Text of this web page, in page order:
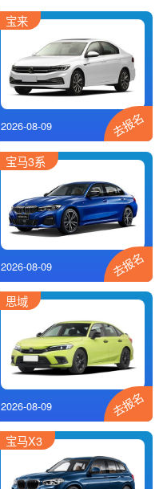
宝来
2026-08-09 去报名
宝马3系
2026-08-09 去报名
思域
2026-08-09 去报名
宝马X3